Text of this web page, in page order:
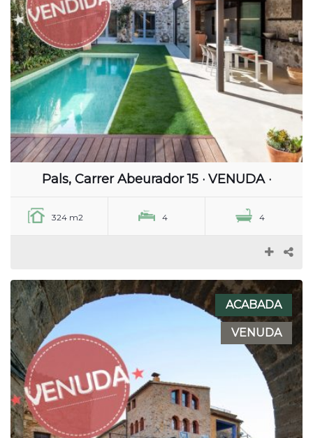
Pals, Carrer Abeurador 15 · VENUDA ·
324 m2 4 4
ACABADA
VENUDA